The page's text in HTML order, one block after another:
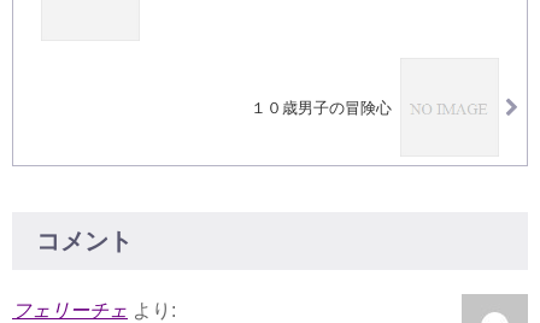
１０歳男子の冒険心
コメント
フェリーチェ より: